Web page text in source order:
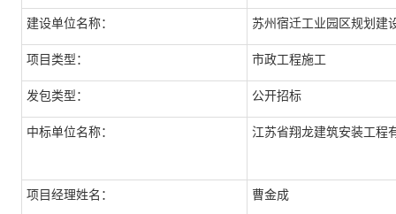
建设单位名称： 苏州宿迁工业园区规划建
项目类型： 市政工程施工
发包类型： 公开招标
中标单位名称： 江苏省翔龙建筑安装工程
项目经理姓名： 曹金成